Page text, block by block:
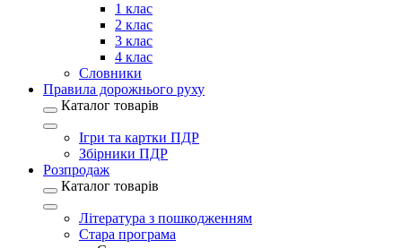
1 клас
2 клас
3 клас
4 клас
Словники
Правила дорожнього руху
Каталог товарів
Ігри та картки ПДР
Збірники ПДР
Розпродаж
Каталог товарів
Література з пошкодженням
Стара програма